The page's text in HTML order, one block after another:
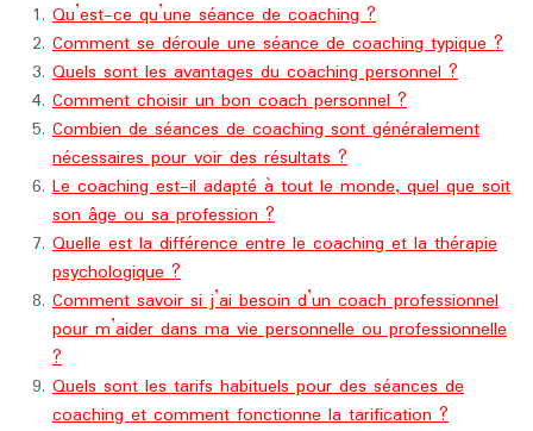
Qu’est-ce qu’une séance de coaching ?
Comment se déroule une séance de coaching typique ?
Quels sont les avantages du coaching personnel ?
Comment choisir un bon coach personnel ?
Combien de séances de coaching sont généralement
nécessaires pour voir des résultats ?
Le coaching est-il adapté à tout le monde, quel que soit
son âge ou sa profession ?
Quelle est la différence entre le coaching et la thérapie
psychologique ?
Comment savoir si j’ai besoin d’un coach professionnel
pour m’aider dans ma vie personnelle ou professionnelle
?
Quels sont les tarifs habituels pour des séances de
coaching et comment fonctionne la tarification ?